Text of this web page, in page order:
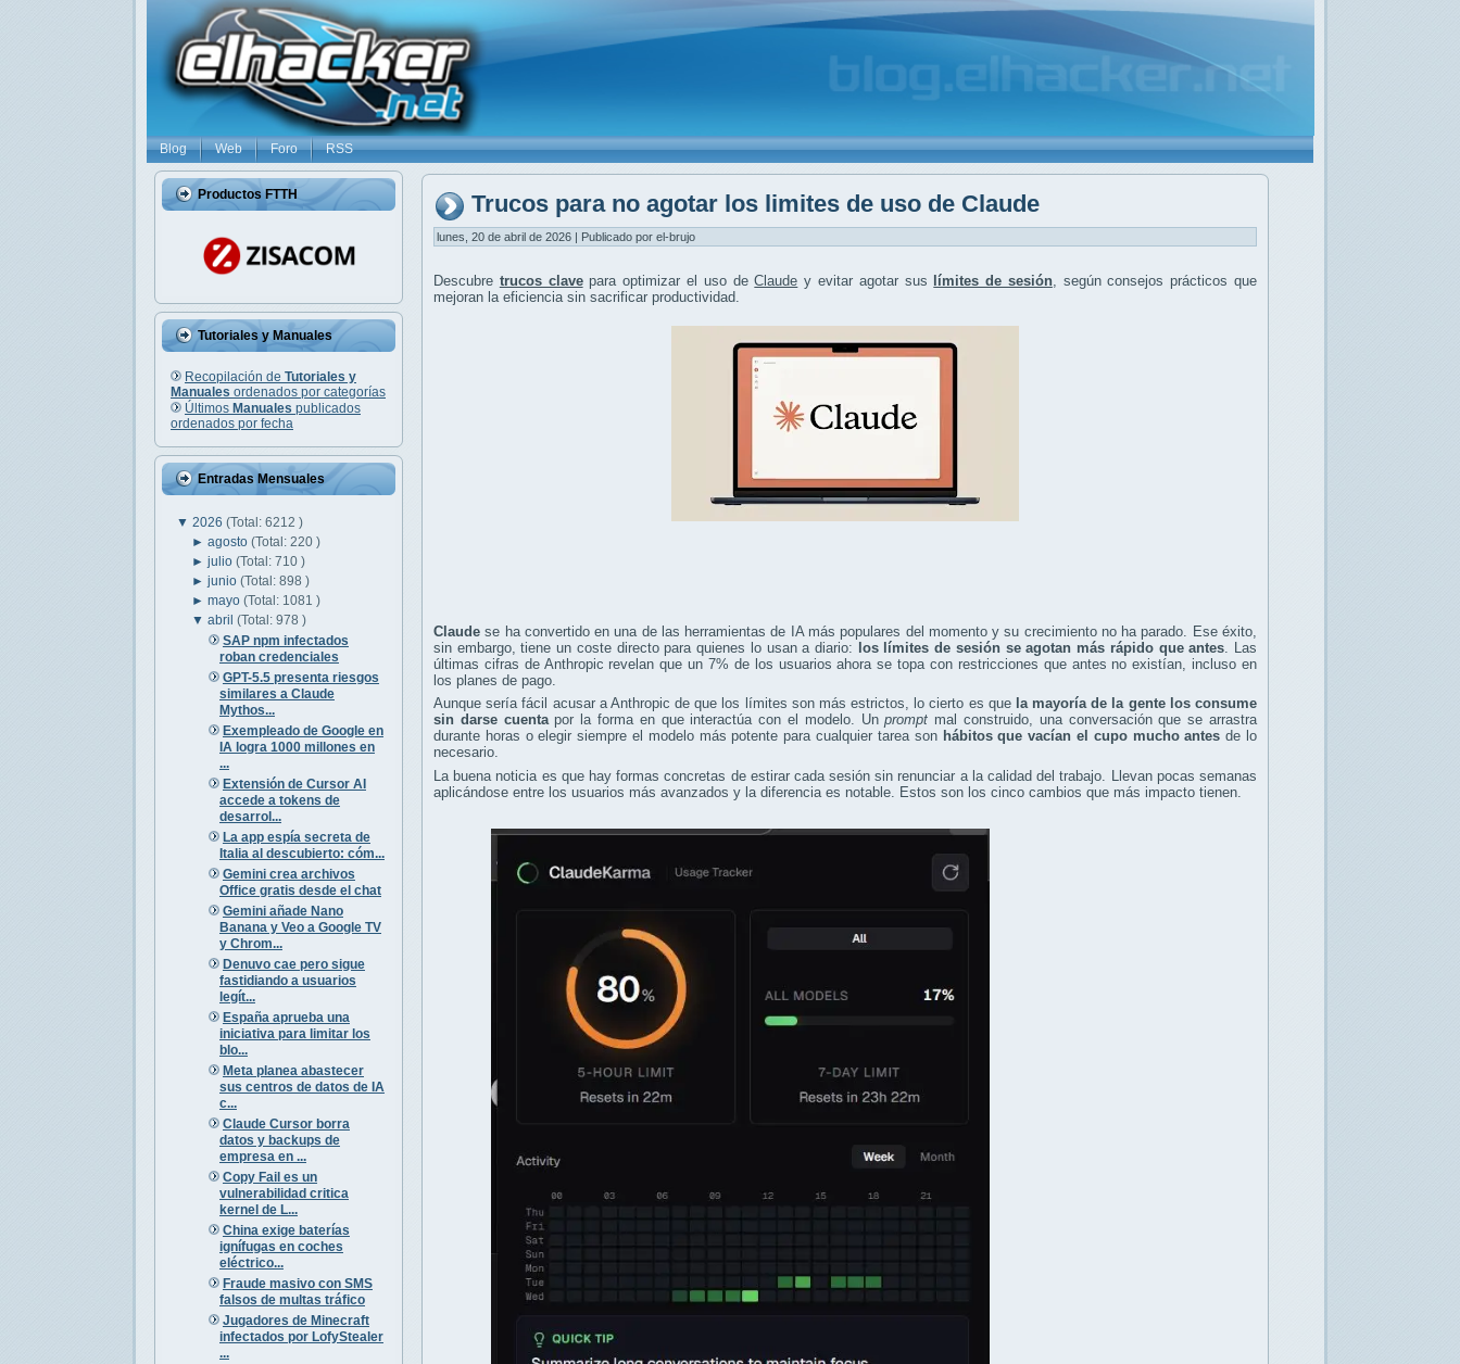
Blog Web Foro RSS
Productos FTTH
Tutoriales y Manuales
Recopilación de Tutoriales y
Manuales ordenados por categorías
Últimos Manuales publicados
ordenados por fecha
Entradas Mensuales
▼ 2026 (Total: 6212 )
►agosto(Total: 220 )
►julio(Total: 710 )
►junio(Total: 898 )
►mayo(Total: 1081 )
▼abril(Total: 978 )
SAP npm infectados
roban credenciales
GPT-5.5 presenta riesgos
similares a Claude
Mythos...
Exempleado de Google en
IA logra 1000 millones en
...
Extensión de Cursor AI
accede a tokens de
desarrol...
La app espía secreta de
Italia al descubierto: cóm...
Gemini crea archivos
Office gratis desde el chat
Gemini añade Nano
Banana y Veo a Google TV
y Chrom...
Denuvo cae pero sigue
fastidiando a usuarios
legít...
España aprueba una
iniciativa para limitar los
blo...
Meta planea abastecer
sus centros de datos de IA
c...
Claude Cursor borra
datos y backups de
empresa en ...
Copy Fail es un
vulnerabilidad critica
kernel de L...
China exige baterías
ignífugas en coches
eléctrico...
Fraude masivo con SMS
falsos de multas tráfico
Jugadores de Minecraft
infectados por LofyStealer
...
Trucos para no agotar los limites de uso de Claude
lunes, 20 de abril de 2026 | Publicado por el-brujo
Descubre trucos clavepara optimizar el uso deClaude y evitar agotar sus límites de sesión, según consejos prácticos que
mejoran la eficiencia sin sacrificar productividad.
Claude se ha convertido en una de las herramientas de IA más populares del momento y su crecimiento no ha parado. Ese éxito,
sin embargo, tiene un coste directo para quienes lo usan a diario:
los límites de sesión se agotan más rápido que antes . Las
últimas cifras de Anthropic revelan que un 7% de los usuarios ahora se topa con restricciones que antes no existían, incluso en
los planes de pago.
Aunque sería fácil acusar a Anthropic de que los límites son más estrictos, lo cierto es que la mayoría de la gente los consume
sin darse cuentapor la forma en que interactúa con el modelo. Unprompt mal construido, una conversación que se arrastra
durante horas o elegir siempre el modelo más potente para cualquier tarea son hábitos que vacían el cupo mucho antes de lo
necesario.
La buena noticia es que hay formas concretas de estirar cada sesión sin renunciar a la calidad del trabajo. Llevan pocas semanas
aplicándose entre los usuarios más avanzados y la diferencia es notable. Estos son los cinco cambios que más impacto tienen.